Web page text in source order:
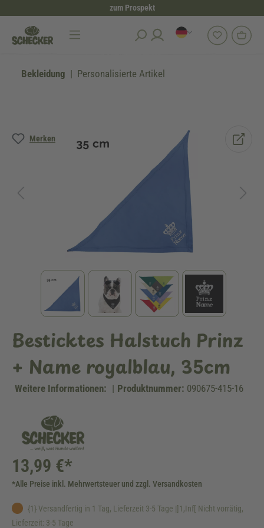
zum Prospekt
Bekleidung Personalisierte Artikel
Merken
Bildergalerie überspringen
Besticktes Halstuch Prinz
+ Name royalblau, 35cm
Weitere Informationen: | Produktnummer: 090675-415-16
13,99 €*
*Alle Preise inkl. Mehrwertsteuer und zzgl. Versandkosten
{1} Versandfertig in 1 Tag, Lieferzeit 3-5 Tage |]1,Inf[ Nicht vorrätig,
Lieferzeit: 3-5 Tage